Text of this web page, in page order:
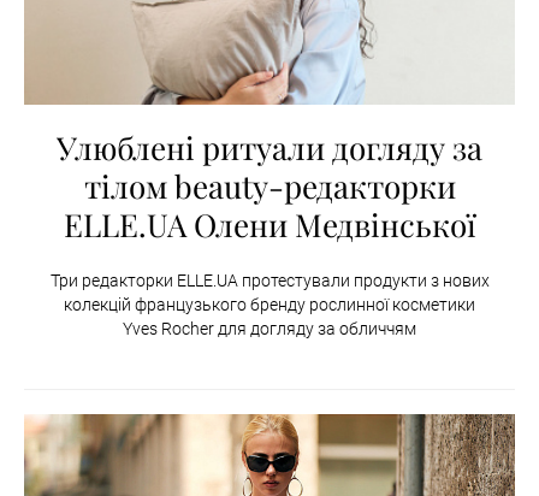
Улюблені ритуали догляду за
тілом beauty-редакторки
ELLE.UA Олени Медвінської
Три редакторки ELLE.UA протестували продукти з нових
колекцій французького бренду рослинної косметики
Yves Rocher для догляду за обличчям